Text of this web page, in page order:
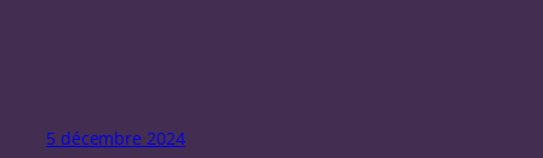
5 décembre 2024